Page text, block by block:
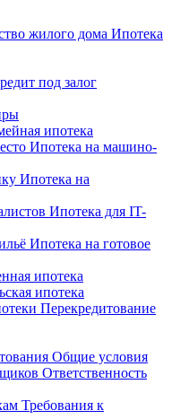
Ипотека
ипотека
Ипотека на машино-
Ипотека на
Ипотека для IT-
Ипотека на готовое
ипотека
ипотека
Перекредитование
Общие условия
Ответственность
Требования к